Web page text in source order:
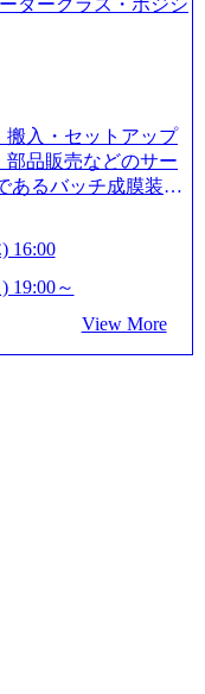
信、エンタメ、教
ルを活用したいな
方でも、キャリア形
20240925204135
https://
a85a-8649e1c532f9
our-vision-producti
9ffc-4f
images/202505021528
界のFinTech Ranki
一気通貫体制」が
ルタントが集うXs
抜粋 - 伊勢山 昇吾氏:
搬入・セットアップ
部品販売などのサー
あるバッチ成膜装置
技術と対話を通じ
することを目指し
話 Vision:夢を未来
導体需要は世界中で
造装置の需要も伸長
production.appspot.co
https://storag
をめざす「キャリ
16:00
19:00～
View More